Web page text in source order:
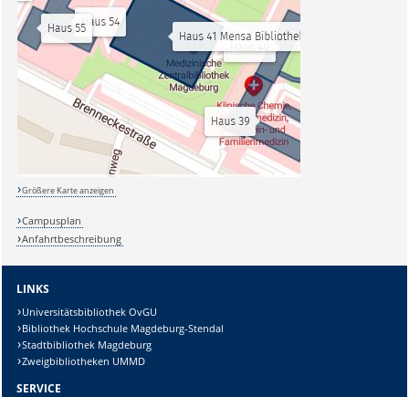
Größere Karte anzeigen
Campusplan
Anfahrtbeschreibung
LINKS
Universitätsbibliothek OvGU
Bibliothek Hochschule Magdeburg-Stendal
Stadtbibliothek Magdeburg
Zweigbibliotheken UMMD
SERVICE